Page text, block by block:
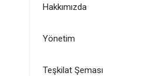
Hakkımızda
Yönetim
Teşkilat Şeması